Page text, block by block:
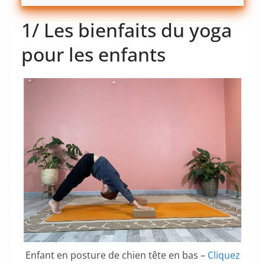
1/ Les bienfaits du yoga
pour les enfants
Enfant en posture de chien tête en bas – Cliquez